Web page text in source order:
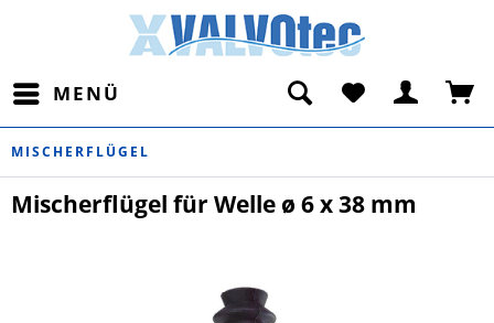
MENÜ
MISCHERFLÜGEL
Mischerflügel für Welle ø 6 x 38 mm